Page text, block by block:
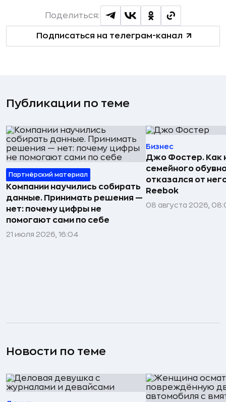
Подписаться на телеграм-канал
Поделиться:
Публикации по теме
Партнёрский материал
Компании научились собирать
данные. Принимать решения —
нет: почему цифры не
помогают сами по себе
21 июля 2026, 16:04
Бизнес
Джо Фостер. Как
семейного
отказался от
Reebok
08 августа 2026,
Новости по теме